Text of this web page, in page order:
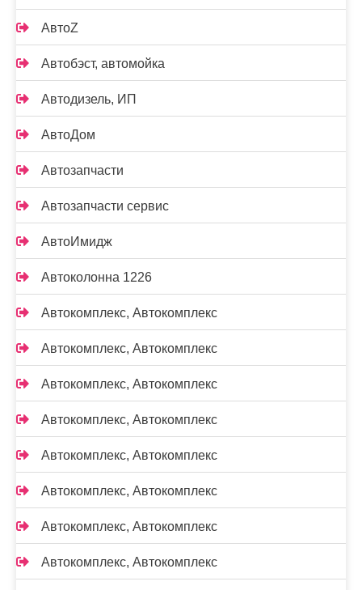
АвтоZ
Автобэст, автомойка
Автодизель, ИП
АвтоДом
Автозапчасти
Автозапчасти сервис
АвтоИмидж
Автоколонна 1226
Автокомплекс, Автокомплекс
Автокомплекс, Автокомплекс
Автокомплекс, Автокомплекс
Автокомплекс, Автокомплекс
Автокомплекс, Автокомплекс
Автокомплекс, Автокомплекс
Автокомплекс, Автокомплекс
Автокомплекс, Автокомплекс